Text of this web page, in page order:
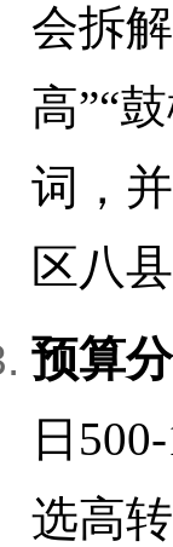
会拆
高”“
词，
区八
预算
日
选高